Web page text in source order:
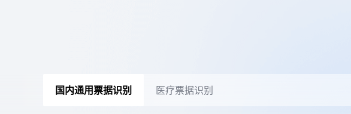
国内通用票据识别 医疗票据识别